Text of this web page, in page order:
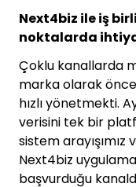
Next4biz ile iş
noktalarda
Çoklu kanallarda
marka olarak
hızlı yönetmekti.
verisini tek bir
sistem
Next4biz
başvurduğu